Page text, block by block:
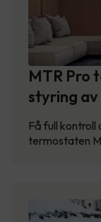
MTR Pro
styring
Få full kontroll
termostaten